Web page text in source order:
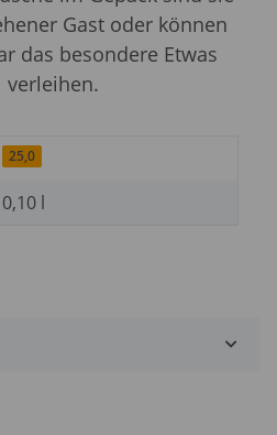
Gast oder können
das besondere Etwas
verleihen.
25,0
0,10 l